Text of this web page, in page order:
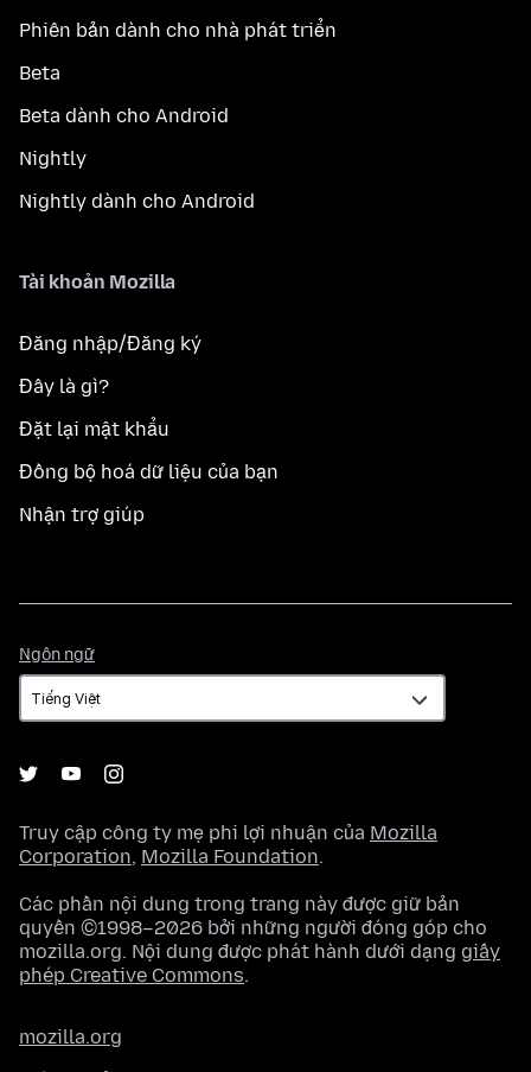
Phiên bản dành cho nhà phát triển
Beta
Beta dành cho Android
Nightly
Nightly dành cho Android
Tài khoản Mozilla
Đăng nhập/Đăng ký
Đây là gì?
Đặt lại mật khẩu
Đồng bộ hoá dữ liệu của bạn
Nhận trợ giúp
Ngôn ngữ
ngữ
Truy cập công ty mẹ phi lợi nhuận của Mozilla
Corporation, Mozilla Foundation.
Các phần nội dung trong trang này được giữ bản
quyền ©1998–2026 bởi những người đóng góp cho
mozilla.org. Nội dung được phát hành dưới dạng giấy
phép Creative Commons.
mozilla.org